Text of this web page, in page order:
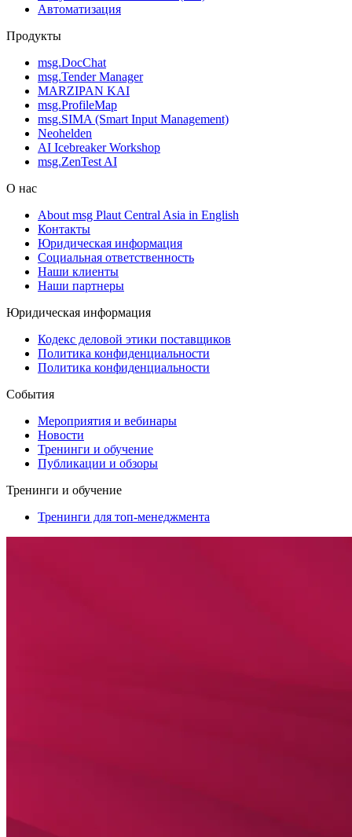
Автоматизация
Продукты
msg.DocChat
msg.Tender Manager
MARZIPAN KAI
msg.ProfileMap
msg.SIMA (Smart Input Management)
Neohelden
AI Icebreaker Workshop
msg.ZenTest AI
О нас
About msg Plaut Central Asia in English
Контакты
Юридическая информация
Социальная ответственность
Наши клиенты
Наши партнеры
Юридическая информация
Кодекс деловой этики поставщиков
Политика конфиденциальности
Политика конфиденциальности
События
Мероприятия и вебинары
Новости
Тренинги и обучение
Публикации и обзоры
Тренинги и обучение
Тренинги для топ-менеджмента